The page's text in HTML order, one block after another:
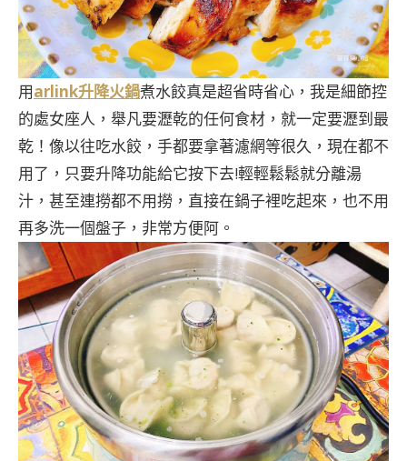
用arlink升降火鍋煮水餃真是超省時省心，我是細節控
的處女座人，舉凡要瀝乾的任何食材，就一定要瀝到最
乾！像以往吃水餃，手都要拿著濾網等很久，現在都不
用了，只要升降功能給它按下去!輕輕鬆鬆就分離湯
汁，甚至連撈都不用撈，直接在鍋子裡吃起來，也不用
再多洗一個盤子，非常方便阿。